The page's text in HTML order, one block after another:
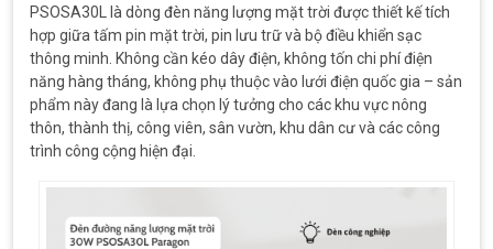
PSOSA30L là dòng đèn năng lượng mặt trời được thiết kế tích
hợp giữa tấm pin mặt trời, pin lưu trữ và bộ điều khiển sạc
thông minh. Không cần kéo dây điện, không tốn chi phí điện
năng hàng tháng, không phụ thuộc vào lưới điện quốc gia – sản
phẩm này đang là lựa chọn lý tưởng cho các khu vực nông
thôn, thành thị, công viên, sân vườn, khu dân cư và các công
trình công cộng hiện đại.